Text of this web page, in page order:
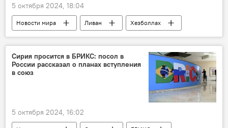
5 октября 2024, 18:04
Новости мира Ливан
Хезболлах
Связь
Теракт
Скорая помощь
Иран
Конфликт
Палестина
Сирия просится в БРИКС: посол в
России рассказал о планах вступления
в союз
5 октября 2024, 16:02